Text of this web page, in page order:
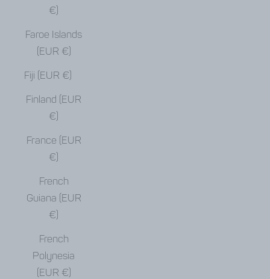
€)
Faroe Islands
(EUR €)
Fiji (EUR €)
Finland (EUR
€)
France (EUR
€)
French
Guiana (EUR
€)
French
Polynesia
(EUR €)